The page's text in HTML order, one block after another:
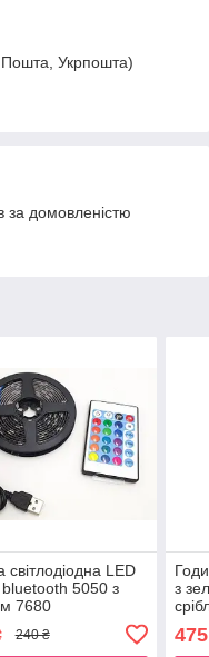
Пошта, Укрпошта)
за домовленістю
світлодіодна LED
5050 з
7680
240 ₴
з
475